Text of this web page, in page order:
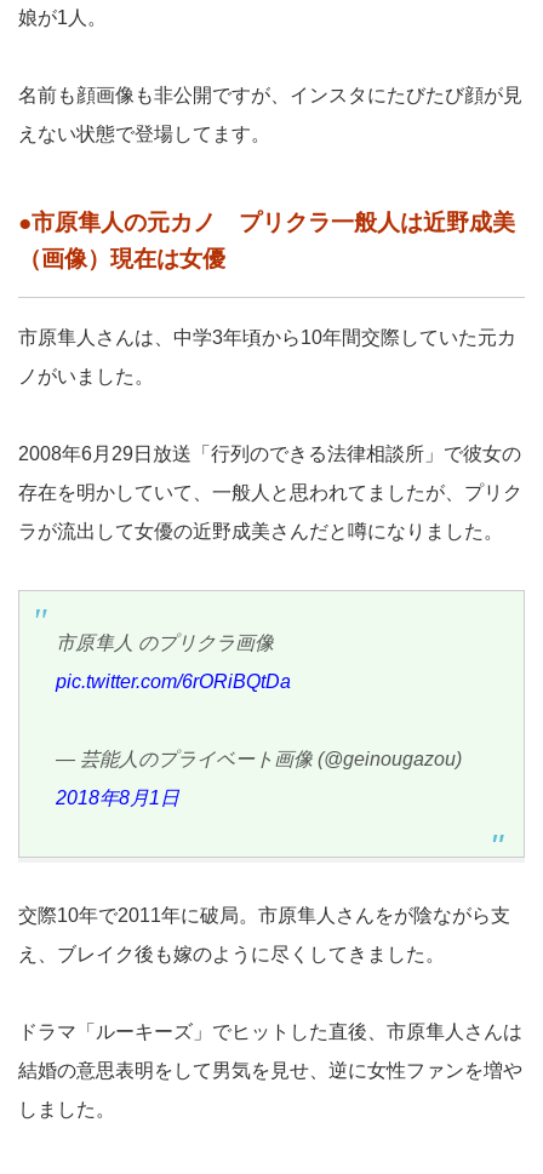
娘が1人。
名前も顔画像も非公開ですが、インスタにたびたび顔が見
えない状態で登場してます。
●市原隼人の元カノ プリクラ一般人は近野成美
（画像）現在は女優
市原隼人さんは、中学3年頃から10年間交際していた元カ
ノがいました。
2008年6月29日放送「行列のできる法律相談所」で彼女の
存在を明かしていて、一般人と思われてましたが、プリク
ラが流出して女優の近野成美さんだと噂になりました。
市原隼人 のプリクラ画像
pic.twitter.com/6rORiBQtDa
— 芸能人のプライベート画像 (@geinougazou)
2018年8月1日
交際10年で2011年に破局。市原隼人さんをが陰ながら支
え、ブレイク後も嫁のように尽くしてきました。
ドラマ「ルーキーズ」でヒットした直後、市原隼人さんは
結婚の意思表明をして男気を見せ、逆に女性ファンを増や
しました。